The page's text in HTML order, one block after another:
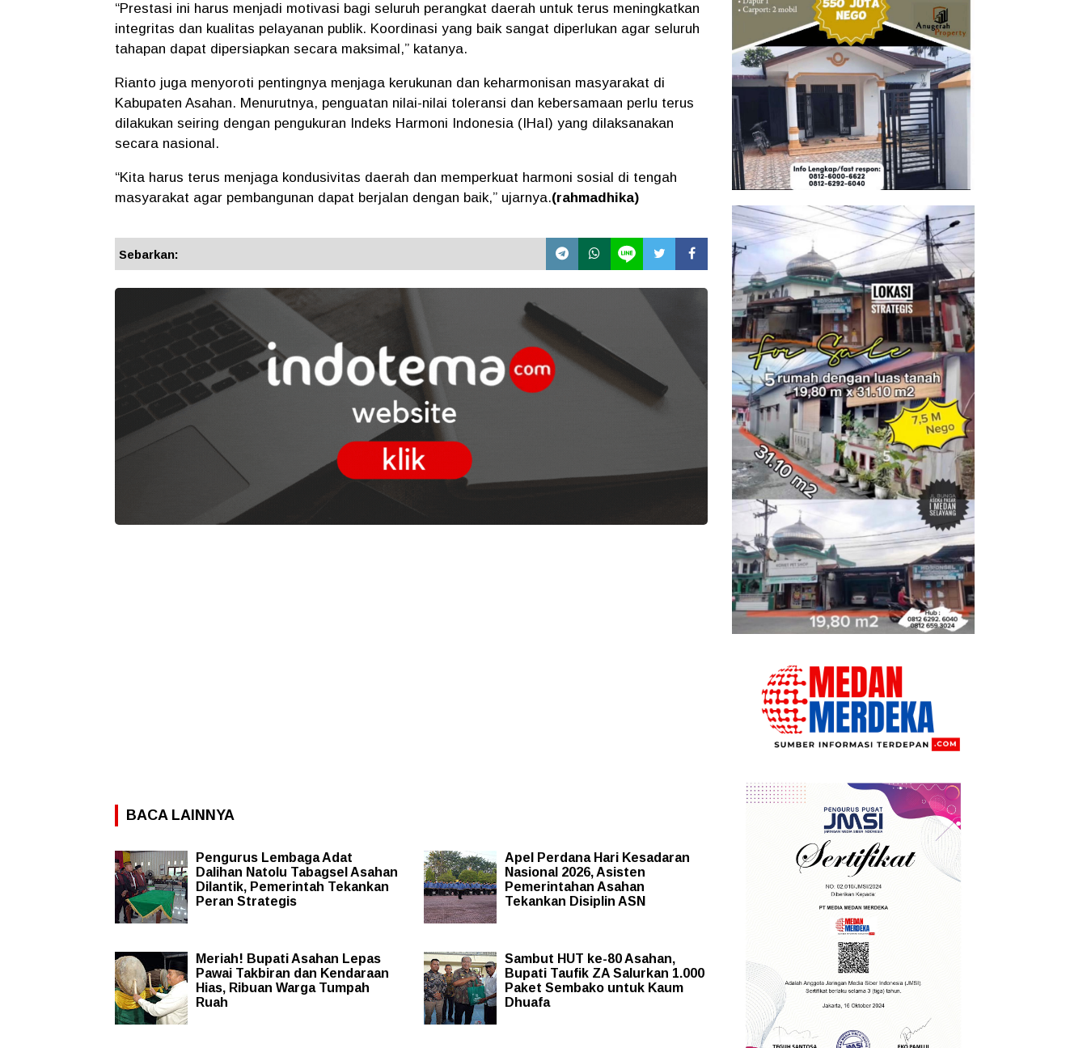
“Prestasi ini harus menjadi motivasi bagi seluruh perangkat daerah untuk terus meningkatkan
integritas dan kualitas pelayanan publik. Koordinasi yang baik sangat diperlukan agar seluruh
tahapan dapat dipersiapkan secara maksimal,” katanya.
Rianto juga menyoroti pentingnya menjaga kerukunan dan keharmonisan masyarakat di
Kabupaten Asahan. Menurutnya, penguatan nilai-nilai toleransi dan kebersamaan perlu terus
dilakukan seiring dengan pengukuran Indeks Harmoni Indonesia (IHaI) yang dilaksanakan
secara nasional.
“Kita harus terus menjaga kondusivitas daerah dan memperkuat harmoni sosial di tengah
masyarakat agar pembangunan dapat berjalan dengan baik,” ujarnya.(rahmadhika)
Sebarkan:
BACA LAINNYA
Pengurus Lembaga Adat
Dalihan Natolu Tabagsel Asahan
Dilantik, Pemerintah Tekankan
Peran Strategis
Apel Perdana Hari Kesadaran
Nasional 2026, Asisten
Pemerintahan Asahan
Tekankan Disiplin ASN
Meriah! Bupati Asahan Lepas
Pawai Takbiran dan Kendaraan
Hias, Ribuan Warga Tumpah
Ruah
Sambut HUT ke-80 Asahan,
Bupati Taufik ZA Salurkan 1.000
Paket Sembako untuk Kaum
Dhuafa